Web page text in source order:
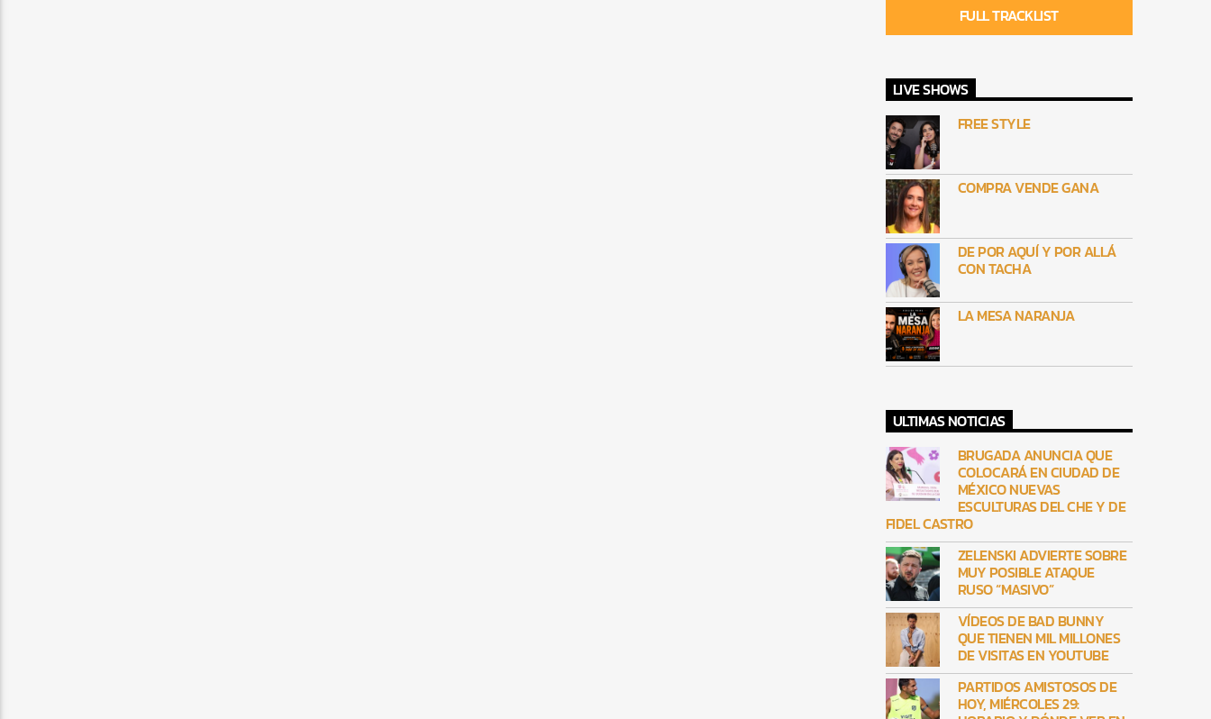
FULL TRACKLIST
LIVE SHOWS
FREE STYLE
COMPRA VENDE GANA
DE POR AQUÍ Y POR ALLÁ
CON TACHA
LA MESA NARANJA
ULTIMAS NOTICIAS
BRUGADA ANUNCIA QUE
COLOCARÁ EN CIUDAD DE
MÉXICO NUEVAS
ESCULTURAS DEL CHE Y DE
FIDEL CASTRO
ZELENSKI ADVIERTE SOBRE
MUY POSIBLE ATAQUE
RUSO “MASIVO”
VÍDEOS DE BAD BUNNY
QUE TIENEN MIL MILLONES
DE VISITAS EN YOUTUBE
PARTIDOS AMISTOSOS DE
HOY, MIÉRCOLES 29: